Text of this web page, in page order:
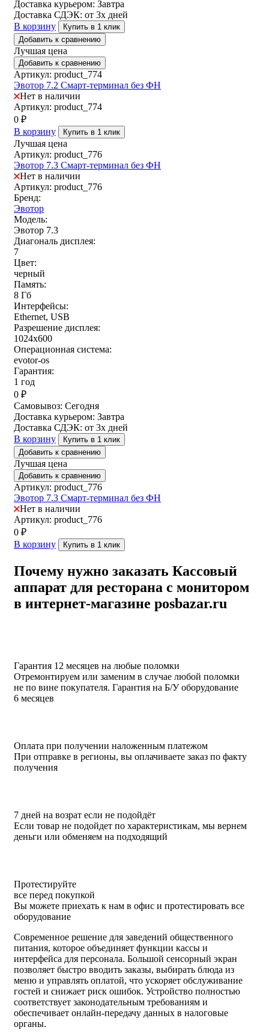
Доставка курьером: Завтра
Доставка СДЭК: от 3х дней
В корзину
Купить в 1 клик
Добавить к сравнению
Лучшая цена
Добавить к сравнению
Артикул: product_774
Эвотор 7.2 Смарт-терминал без ФН
Нет в наличии
Артикул: product_774
0 ₽
В корзину
Купить в 1 клик
Лучшая цена
Артикул: product_776
Эвотор 7.3 Смарт-терминал без ФН
Нет в наличии
Артикул: product_776
Бренд:
Эвотор
Модель:
Эвотор 7.3
Диагональ дисплея:
7
Цвет:
черный
Память:
8 Гб
Интерфейсы:
Ethernet, USB
Разрешение дисплея:
1024х600
Операционная система:
evotor-os
Гарантия:
1 год
0 ₽
Самовывоз: Сегодня
Доставка курьером: Завтра
Доставка СДЭК: от 3х дней
В корзину
Купить в 1 клик
Добавить к сравнению
Лучшая цена
Добавить к сравнению
Артикул: product_776
Эвотор 7.3 Смарт-терминал без ФН
Нет в наличии
Артикул: product_776
0 ₽
В корзину
Купить в 1 клик
Почему нужно заказать Кассовый
аппарат для ресторана с монитором
в интернет-магазине posbazar.ru
Гарантия 12 месяцев на любые поломки
Отремонтируем или заменим в случае любой поломки
не по вине покупателя. Гарантия на Б/У оборудование
6 месяцев
Оплата при получении наложенным платежом
При отправке в регионы, вы оплачиваете заказ по факту
получения
7 дней на возрат если не подойдёт
Если товар не подойдет по характеристикам, мы вернем
деньги или обменяем на подходящий
Протестируйте
все перед покупкой
Вы можете приехать к нам в офис и протестировать все
оборудование
Современное решение для заведений общественного
питания, которое объединяет функции кассы и
интерфейса для персонала. Большой сенсорный экран
позволяет быстро вводить заказы, выбирать блюда из
меню и управлять оплатой, что ускоряет обслуживание
гостей и снижает риск ошибок. Устройство полностью
соответствует законодательным требованиям и
обеспечивает онлайн-передачу данных в налоговые
органы.